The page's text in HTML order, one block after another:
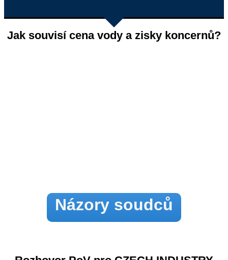
Jak souvisí cena vody a zisky koncernů?
Názory soudců